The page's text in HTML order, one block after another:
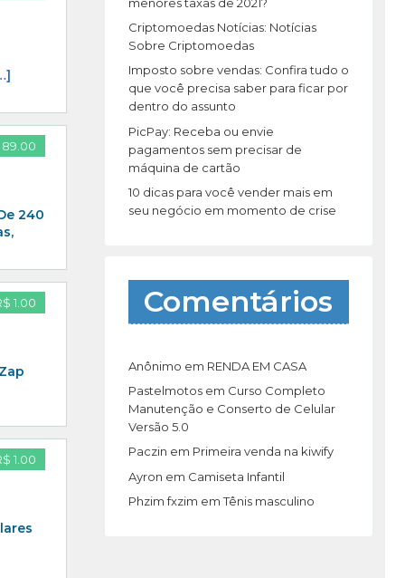
89.00
240
1.00
1.00
:
Criptomoedas Notícias: Notícias
Sobre Criptomoedas
Imposto sobre vendas: Confira tudo o
que você precisa saber para ficar por
dentro do assunto
PicPay: Receba ou envie
pagamentos sem precisar de
máquina de cartão
10 dicas para você vender mais em
seu negócio em momento de crise
Comentários
Anônimo em RENDA EM CASA
Pastelmotosem Curso Completo
Manutenção e Conserto de Celular
Versão 5.0
Paczin em Primeira venda na kiwify
Ayron em Camiseta Infantil
Phzim fxzim emTênis masculino